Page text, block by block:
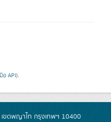
อ API).
ขตพญาไท กรุงเทพฯ 10400